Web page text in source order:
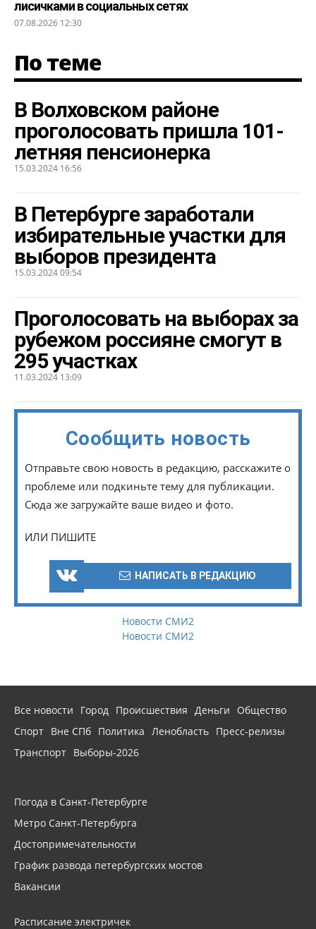
лисичками в социальных сетях
07.08.2026 12:30
По теме
В Волховском районе
проголосовать пришла 101-
летняя пенсионерка
15.03.2024 16:56
В Петербурге заработали
избирательные участки для
выборов президента
15.03.2024 09:54
Проголосовать на выборах за
рубежом россияне смогут в
295 участках
11.03.2024 13:09
Сообщить новость
Отправьте свою новость в редакцию, расскажите о
проблеме или подкиньте тему для публикации.
Сюда же загружайте ваше видео и фото.
ИЛИ ПИШИТЕ
НАПИСАТЬ В РЕДАКЦИЮ
Новости СМИ2
Новости СМИ2
Все новости Город Происшествия Деньги
Общество
Спорт Вне СПб Политика Ленобласть Пресс-релизы
Транспорт Выборы-2026
Погода в Санкт-Петербурге
Метро Санкт-Петербурга
Достопримечательности
График развода петербургских мостов
Вакансии
Расписание электричек